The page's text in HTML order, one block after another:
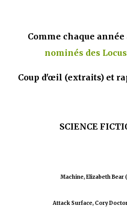
Comme chaque
nominés des
Coup d'œil (extraits) et
SCIENCE
Machine, Elizabeth Bear
Attack Surface, Cory